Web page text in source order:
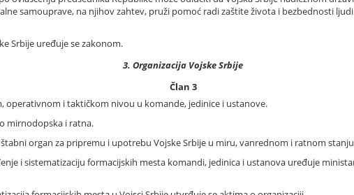
samouprave, na njihov zahtev, pruži pomoć radi zaštite života i bezbednosti
Srbije uređuje se zakonom.
3. Organizacija Vojske Srbije
Član 3
operativnom i taktičkom nivou u komande, jedinice i ustanove.
mirnodopska i ratna.
organ za pripremu i upotrebu Vojske Srbije u miru, vanrednom i ratnom
i sistematizaciju formacijskih mesta komandi, jedinica i ustanova uređuje